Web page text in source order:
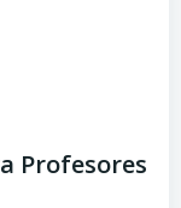
Profesores